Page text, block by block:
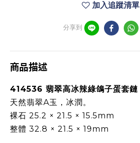
加入追蹤清單
分享到
商品描述
414536 翡翠高冰辣綠鴿子蛋套鏈
天然翡翠A玉，冰潤。
裸石 25.2 × 21.5 × 15.5mm
整體 32.8 × 21.5 × 19mm